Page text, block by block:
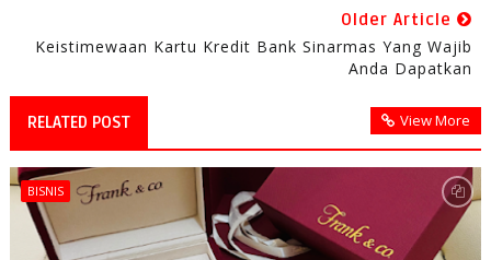
Older Article
Keistimewaan Kartu Kredit Bank Sinarmas Yang Wajib
Anda Dapatkan
RELATED POST View More
BISNIS